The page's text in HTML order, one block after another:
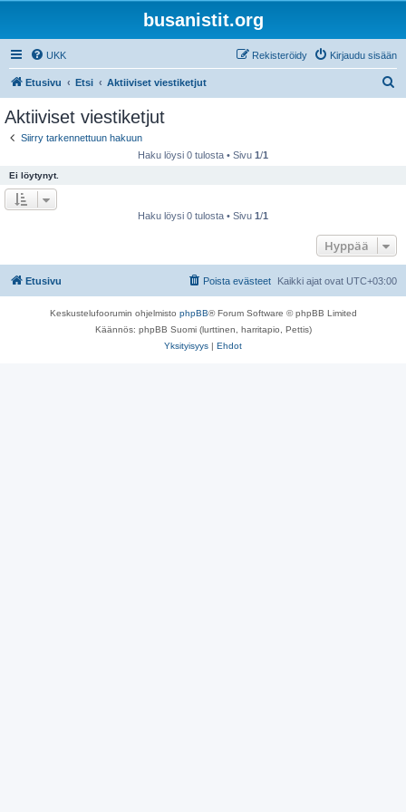
busanistit.org
UKK Kirjaudu sisään
Rekisteröidy
Etusivu Etsi Aktiiviset viestiketjut
Aktiiviset viestiketjut
Siirry tarkennettuun hakuun
Haku löysi 0 tulosta • Sivu 1/1
Ei löytynyt.
Haku löysi 0 tulosta • Sivu 1/1
Hyppää
Etusivu Kaikki ajat ovat UTC+03:00
Poista evästeet
Keskustelufoorumin ohjelmisto phpBB® Forum Software © phpBB Limited
Käännös: phpBB Suomi (lurttinen, harritapio, Pettis)
Yksityisyys | Ehdot